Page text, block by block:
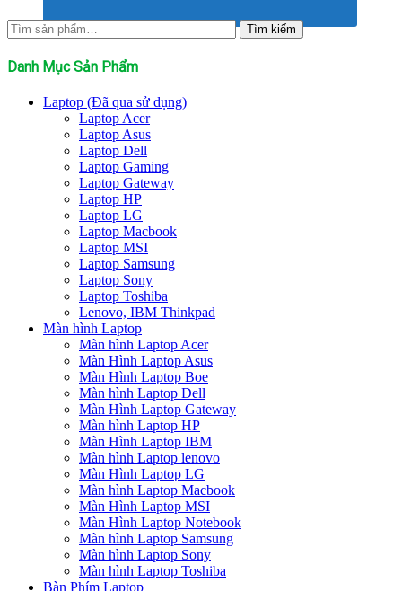
Tìm
kiếm:
Tìm kiếm
Danh Mục Sản Phẩm
Laptop (Đã qua sử dụng)
Laptop Acer
Laptop Asus
Laptop Dell
Laptop Gaming
Laptop Gateway
Laptop HP
Laptop LG
Laptop Macbook
Laptop MSI
Laptop Samsung
Laptop Sony
Laptop Toshiba
Lenovo, IBM Thinkpad
Màn hình Laptop
Màn hình Laptop Acer
Màn Hình Laptop Asus
Màn Hình Laptop Boe
Màn hình Laptop Dell
Màn Hình Laptop Gateway
Màn hình Laptop HP
Màn Hình Laptop IBM
Màn hình Laptop lenovo
Màn Hình Laptop LG
Màn hình Laptop Macbook
Màn Hình Laptop MSI
Màn Hình Laptop Notebook
Màn hình Laptop Samsung
Màn hình Laptop Sony
Màn hình Laptop Toshiba
Bàn Phím Laptop